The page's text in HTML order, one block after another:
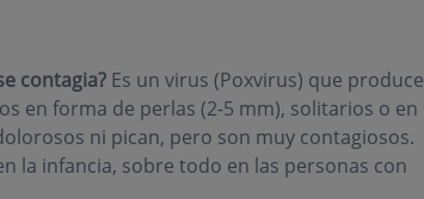
contagia? Es un virus (Poxvirus) que produce
en forma de perlas (2-5 mm), solitarios o en
ni pican, pero son muy contagiosos.
la infancia, sobre todo en las personas con